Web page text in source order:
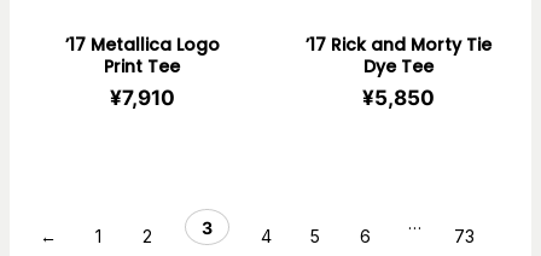
’17 Metallica Logo
Print Tee
¥7,910
’17 Rick and Morty Tie
Dye Tee
¥5,850
← 1 2 3 4 5 6
…
73